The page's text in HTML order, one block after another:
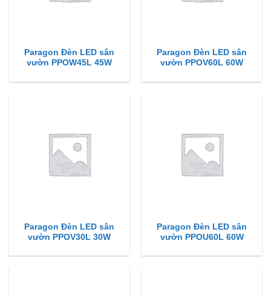
Paragon Đèn LED sân
vườn PPOW45L 45W
Paragon Đèn LED sân
vườn PPOV60L 60W
Paragon Đèn LED sân
vườn PPOV30L 30W
Paragon Đèn LED sân
vườn PPOU60L 60W